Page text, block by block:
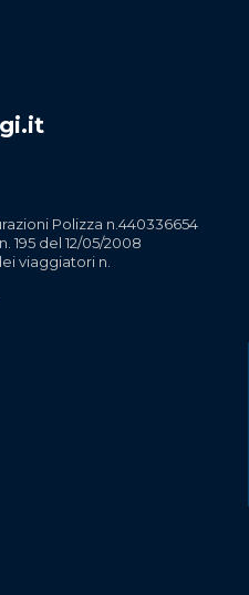
Polizza n.440336654
195 del 12/05/2008
viaggiatori n.